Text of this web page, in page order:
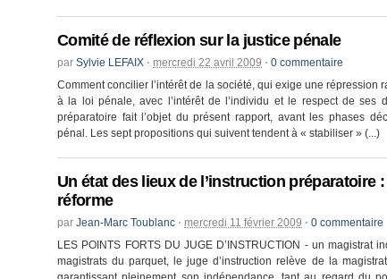
Comité de réflexion sur la justice pénale
par Sylvie LEFAIX ⋅ mercredi 22 avril 2009 ⋅ 0 commentaire
Comment concilier l’intérêt de la société, qui exige une répression
à la loi pénale, avec l’intérêt de l’individu et le respect de ses
préparatoire fait l’objet du présent rapport, avant les phases
pénal. Les sept propositions qui suivent tendent à « stabiliser » (...)
Un état des lieux de l’instruction préparatoire
réforme
par Jean-Marc Toublanc ⋅ mercredi 11 février 2009 ⋅ 0 commentaire
LES POINTS FORTS DU JUGE D’INSTRUCTION - un magistrat
magistrats du parquet, le juge d’instruction relève de la